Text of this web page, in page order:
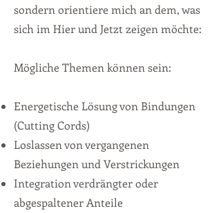
sondern orientiere mich an dem, was
sich im Hier und Jetzt zeigen möchte:
Mögliche Themen können sein:
Energetische Lösung von Bindungen
(Cutting Cords)
Loslassen von vergangenen
Beziehungen und Verstrickungen
Integration verdrängter oder
abgespaltener Anteile